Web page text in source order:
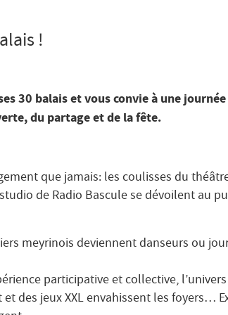
!
30 balais et vous convie à une journée
du partage et de la fête.
que jamais: les coulisses du
de Radio Bascule se dévoilent au
meyrinois deviennent danseurs ou
participative et collective,
des jeux XXL envahissent les foyers…